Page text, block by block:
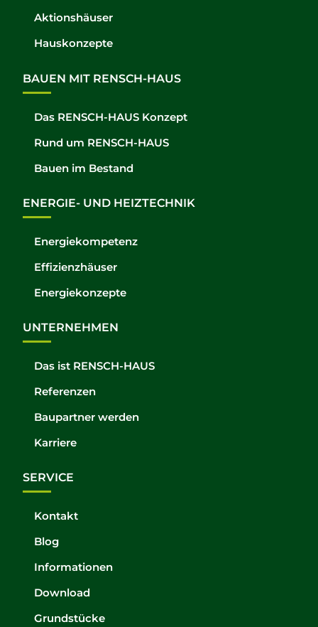
Aktionshäuser
Hauskonzepte
BAUEN MIT RENSCH-HAUS
Das RENSCH-HAUS Konzept
Rund um RENSCH-HAUS
Bauen im Bestand
ENERGIE- UND HEIZTECHNIK
Energiekompetenz
Effizienzhäuser
Energiekonzepte
UNTERNEHMEN
Das ist RENSCH-HAUS
Referenzen
Baupartner werden
Karriere
SERVICE
Kontakt
Blog
Informationen
Download
Grundstücke